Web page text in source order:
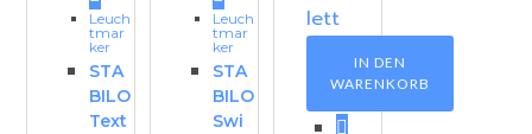
Leuch
tmar
ker
STA
BILO
Text
Leuch
tmar
ker
STA
BILO
Swi
IN DEN
WARENKORB